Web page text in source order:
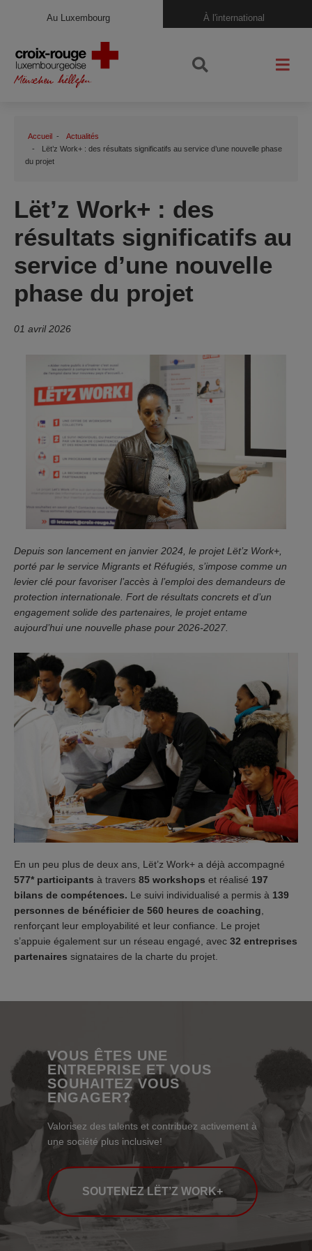
Au Luxembourg À l'international
Accueil
Actualités
Lët’z Work+ : des résultats significatifs au service d’une nouvelle phase
du projet
Lët’z Work+ : des
résultats significatifs au
service d’une nouvelle
phase du projet
01 avril 2026
Depuis son lancement en janvier 2024, le projet Lët’z Work+,
porté par le service Migrants et Réfugiés, s’impose comme un
levier clé pour favoriser l’accès à l’emploi des demandeurs de
protection internationale. Fort de résultats concrets et d’un
engagement solide des partenaires, le projet entame
aujourd’hui une nouvelle phase pour 2026-2027.
En un peu plus de deux ans, Lët’z Work+ a déjà accompagné
577* participants à travers 85 workshops et réalisé 197
bilans de compétences. Le suivi individualisé a permis à 139
personnes de bénéficier de 560 heures de coaching
renforçant leur employabilité et leur confiance. Le projet
s’appuie également sur un réseau engagé, avec 32 entreprises
partenaires signataires de la charte du projet.
VOUS ÊTES UNE
ENTREPRISE ET VOUS
SOUHAITEZ VOUS
ENGAGER?
Valorisez des talents et contribuez activement à
une société plus inclusive!
SOUTENEZ LËT’Z WORK+